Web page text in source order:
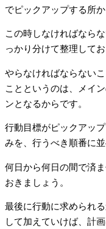
でピックアップする所
この時しなければなら
っかり分けて整理して
やらなければならない
ことというのは、メイ
ンとなるからです。
行動目標がピックアッ
みを、行うべき順番に並
何日から何日の間で済
おきましょう。
最後に行動に求められ
して加えていけば、計画